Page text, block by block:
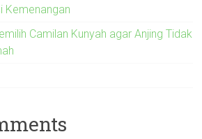
Kemenangan
Camilan Kunyah agar Anjing Tidak